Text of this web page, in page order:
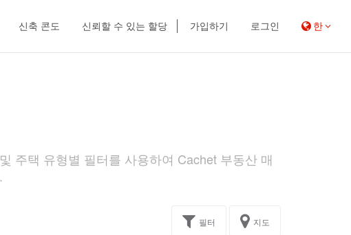
신축 콘도 신뢰할 수 있는 할당 가입하기 로그인 한
주택 유형별 필터를 사용하여 Cachet 부동산 매
필터 지도